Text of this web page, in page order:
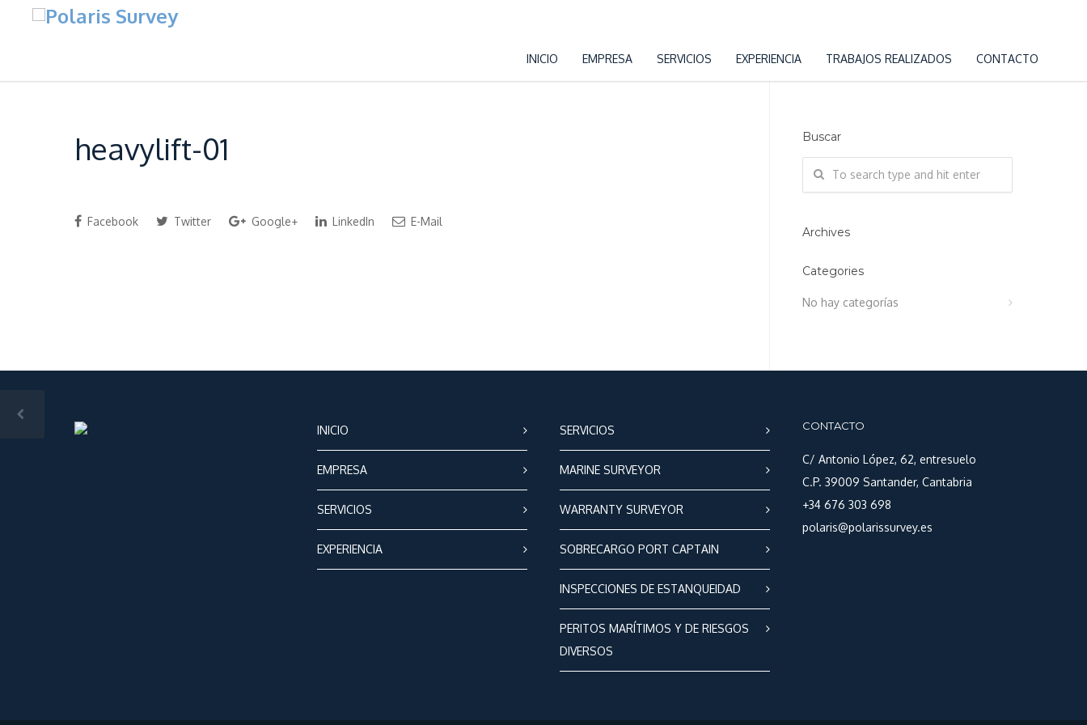
INICIO EMPRESA SERVICIOS EXPERIENCIA TRABAJOS REALIZADOS CONTACTO
heavylift-01
Facebook Twitter Google+ LinkedIn E-Mail
Buscar
Archives
Categories
No hay categorías
INICIO
EMPRESA
SERVICIOS
EXPERIENCIA
SERVICIOS
MARINE SURVEYOR
WARRANTY SURVEYOR
SOBRECARGO PORT CAPTAIN
INSPECCIONES DE ESTANQUEIDAD
PERITOS MARÍTIMOS Y DE RIESGOS
DIVERSOS
CONTACTO
C/ Antonio López, 62, entresuelo
C.P. 39009 Santander, Cantabria
+34 676 303 698
polaris@polarissurvey.es